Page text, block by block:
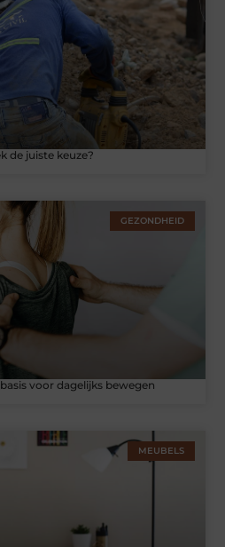
de juiste keuze?
GEZONDHEID
voor dagelijks bewegen
MEUBELS